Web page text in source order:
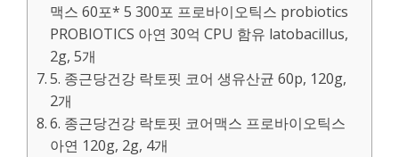
맥스 60포* 5 300포 프로바이오틱스 probiotics
PROBIOTICS 아연 30억 CPU 함유 latobacillus,
2g, 5개
5. 종근당건강 락토핏 코어 생유산균 60p, 120g,
2개
6. 종근당건강 락토핏 코어맥스 프로바이오틱스
아연 120g, 2g, 4개